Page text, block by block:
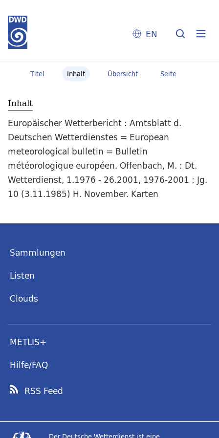
EN
Titel Inhalt Übersicht Seite
Inhalt
Europäischer Wetterbericht : Amtsblatt d.
Deutschen Wetterdienstes = European
meteorological bulletin = Bulletin
météorologique européen. Offenbach, M. : Dt.
Wetterdienst, 1.1976 - 26.2001, 1976-2001 : Jg.
10 (3.11.1985) H. November. Karten
Sammlungen
Listen
Clouds
METLIS+
Hilfe/FAQ
RSS Feed